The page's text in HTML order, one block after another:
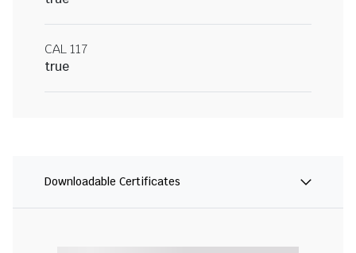
CAL 117
true
Downloadable Certificates